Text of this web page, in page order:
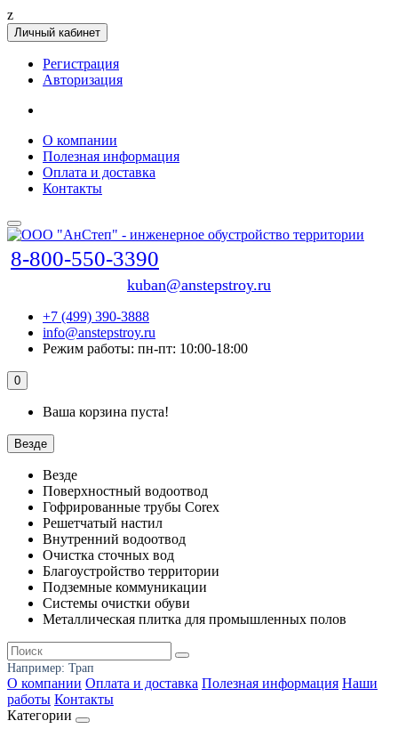
z
Личный кабинет
Регистрация
Авторизация
О компании
Полезная информация
Оплата и доставка
Контакты
8-800-550-3390
kuban@anstepstroy.ru
+7 (499) 390-3888
info@anstepstroy.ru
Режим работы: пн-пт: 10:00-18:00
0
Ваша корзина пуста!
Везде
Везде
Поверхностный водоотвод
Гофрированные трубы Corex
Решетчатый настил
Внутренний водоотвод
Очистка сточных вод
Благоустройство территории
Подземные коммуникации
Системы очистки обуви
Металлическая плитка для промышленных полов
Например: Трап
О компании Оплата и доставка Полезная информация Наши
работы Контакты
Категории